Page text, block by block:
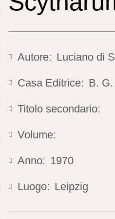
Autore: Luciano di
Casa Editrice: B.
Titolo secondario:
Volume:
Anno: 1970
Luogo: Leipzig